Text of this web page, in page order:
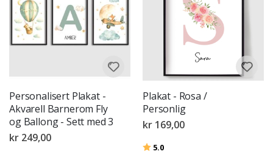
Personalisert Plakat -
Akvarell Barnerom Fly
og Ballong - Sett med 3
kr 249,00
Plakat - Rosa /
Personlig
kr 169,00
Karakter:
5.0